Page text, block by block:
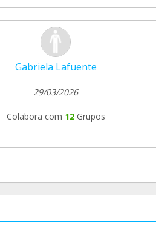
Gabriela Lafuente
29/03/2026
Colabora com 12 Grupos